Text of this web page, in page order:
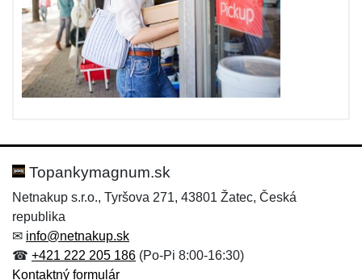
Topankymagnum.sk
Netnakup s.r.o., Tyršova 271, 43801 Žatec, Česká
republika
✉ info@netnakup.sk
☎ +421 222 205 186 (Po-Pi 8:00-16:30)
Kontaktný formulár